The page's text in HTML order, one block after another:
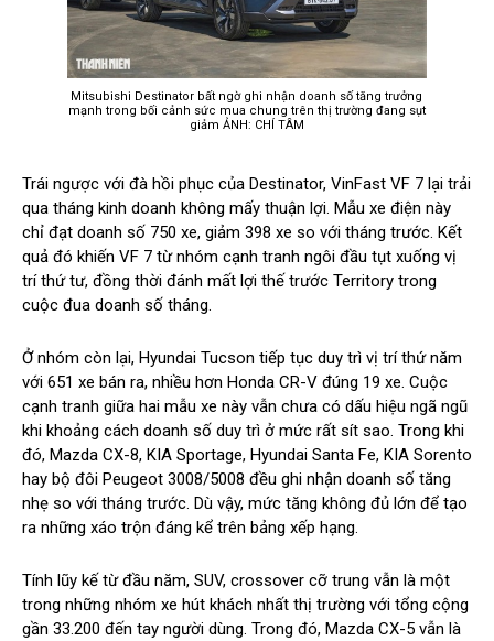
Mitsubishi Destinator bất ngờ ghi nhận doanh số tăng trưởng
mạnh trong bối cảnh sức mua chung trên thị trường đang sụt
giảm ẢNH: CHÍ TÂM
Trái ngược với đà hồi phục của Destinator, VinFast VF 7 lại trải
qua tháng kinh doanh không mấy thuận lợi. Mẫu xe điện này
chỉ đạt doanh số 750 xe, giảm 398 xe so với tháng trước. Kết
quả đó khiến VF 7 từ nhóm cạnh tranh ngôi đầu tụt xuống vị
trí thứ tư, đồng thời đánh mất lợi thế trước Territory trong
cuộc đua doanh số tháng.
Ở nhóm còn lại, Hyundai Tucson tiếp tục duy trì vị trí thứ năm
với 651 xe bán ra, nhiều hơn Honda CR-V đúng 19 xe. Cuộc
cạnh tranh giữa hai mẫu xe này vẫn chưa có dấu hiệu ngã ngũ
khi khoảng cách doanh số duy trì ở mức rất sít sao. Trong khi
đó, Mazda CX-8, KIA Sportage, Hyundai Santa Fe, KIA Sorento
hay bộ đôi Peugeot 3008/5008 đều ghi nhận doanh số tăng
nhẹ so với tháng trước. Dù vậy, mức tăng không đủ lớn để tạo
ra những xáo trộn đáng kể trên bảng xếp hạng.
Tính lũy kế từ đầu năm, SUV, crossover cỡ trung vẫn là một
trong những nhóm xe hút khách nhất thị trường với tổng cộng
gần 33.200 đến tay người dùng. Trong đó, Mazda CX-5 vẫn là